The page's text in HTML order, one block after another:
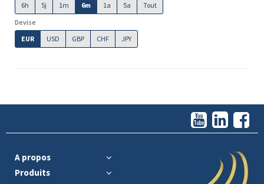
6h
5j 1m 6m 1a 5a
Tout
Devise
EUR
USD GBP CHF JPY
A propos
Produits